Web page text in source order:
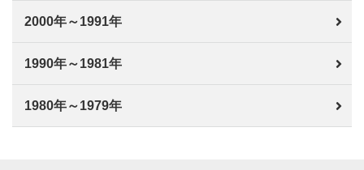
2000年～1991年
1990年～1981年
1980年～1979年